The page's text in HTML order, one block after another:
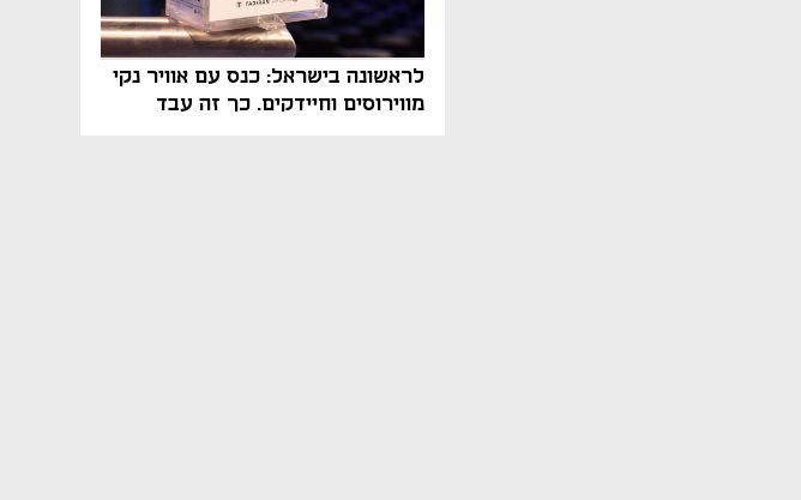
לראשונה בישראל: כנס עם אוויר נקי
מווירוסים וחיידקים. כך זה עבד